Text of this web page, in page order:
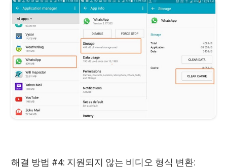
해결 방법 #4: 지원되지 않는 비디오 형식 변환: